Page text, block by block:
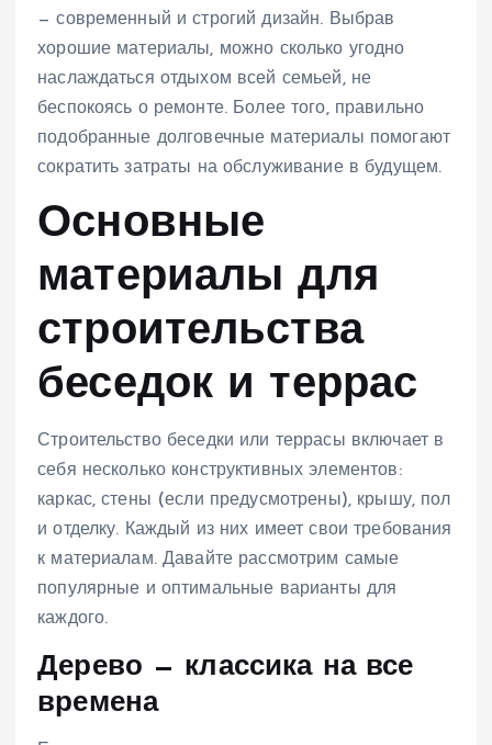
— современный и строгий дизайн. Выбрав
хорошие материалы, можно сколько угодно
наслаждаться отдыхом всей семьей, не
беспокоясь о ремонте. Более того, правильно
подобранные долговечные материалы помогают
сократить затраты на обслуживание в будущем.
Основные
материалы для
строительства
беседок и террас
Строительство беседки или террасы включает в
себя несколько конструктивных элементов:
каркас, стены (если предусмотрены), крышу, пол
и отделку. Каждый из них имеет свои требования
к материалам. Давайте рассмотрим самые
популярные и оптимальные варианты для
каждого.
Дерево — классика на все
времена